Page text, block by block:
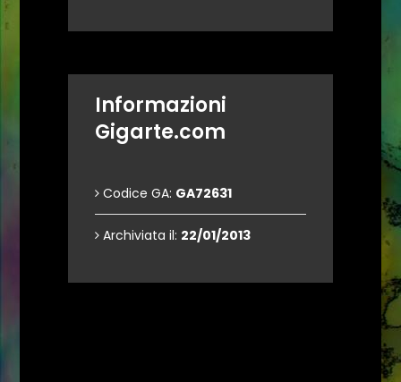
Informazioni
Gigarte.com
Codice GA: GA72631
Archiviata il: 22/01/2013